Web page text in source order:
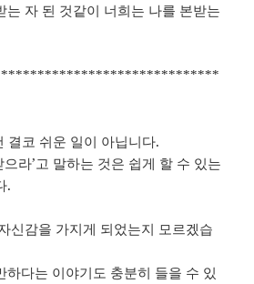
는 자 된 것같이 너희는 나를 본받는
결코 쉬운 일이 아닙니다.
라’고 말하는 것은 쉽게 할 수 있는
.
신감을 가지게 되었는지 모르겠습
하다는 이야기도 충분히 들을 수 있